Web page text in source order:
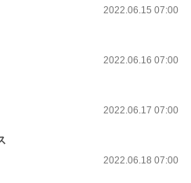
2022.06.15 07:00
2022.06.16 07:00
2022.06.17 07:00
2022.06.18 07:00